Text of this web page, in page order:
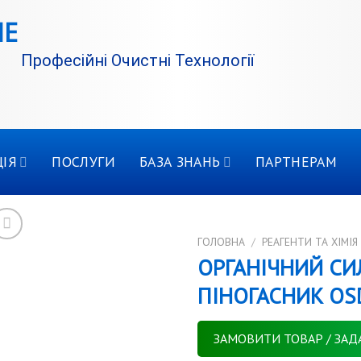
Професійні Очистні Технології
ПОСЛУГИ БАЗА ЗНАНЬ ПАРТНЕРАМ
ГОЛОВНА / РЕАГЕНТИ ТА ХІМІЯ
ОРГАНІЧНИЙ
ПІНОГАСНИК
ЗАМОВИТИ ТОВАР /